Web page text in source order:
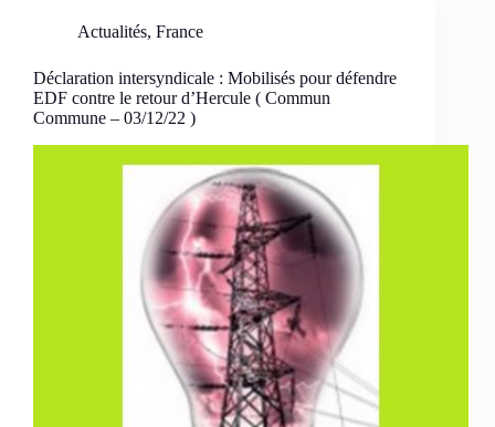
Actualités, France
Déclaration intersyndicale : Mobilisés pour défendre
EDF contre le retour d’Hercule ( Commun
Commune – 03/12/22 )